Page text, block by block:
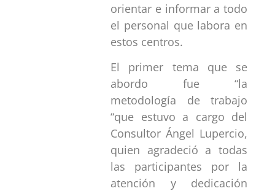
orientar e informar a todo
el personal que labora en
estos centros.
El primer tema que se
abordo fue “la
metodología de trabajo
“que estuvo a cargo del
Consultor Ángel Lupercio,
quien agradeció a todas
las participantes por la
atención y dedicación